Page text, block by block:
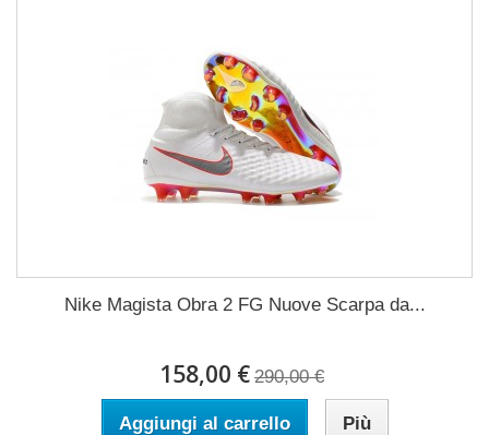
Nike Magista Obra 2 FG Nuove Scarpa da...
158,00 € 290,00 €
Aggiungi al carrello Più